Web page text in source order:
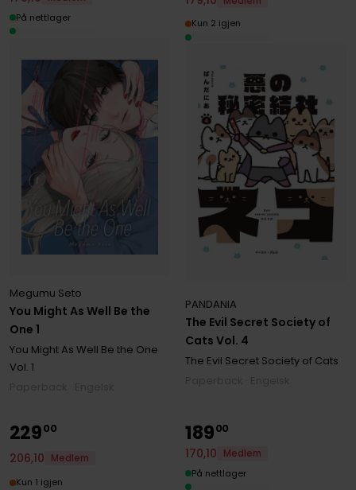
You Might As Well Be the
One 1
Megumu Seto
You Might As Well Be the One
Vol. 1
På nettlager
The Evil Secret Society of
Cats Vol. 4
PANDANIA
The Evil Secret Society of Cats
Kun 2 igjen
22900
206,10
Medlem
Kun 1 igjen
18900
170,10
Medlem
På nettlager